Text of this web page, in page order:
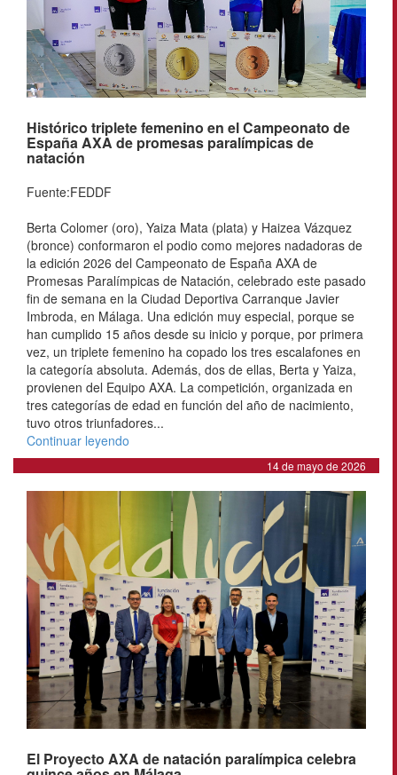
Histórico triplete femenino en el Campeonato de
España AXA de promesas paralímpicas de
natación
Fuente:FEDDF
Berta Colomer (oro), Yaiza Mata (plata) y Haizea Vázquez
(bronce) conformaron el podio como mejores nadadoras de
la edición 2026 del Campeonato de España AXA de
Promesas Paralímpicas de Natación, celebrado este pasado
fin de semana en la Ciudad Deportiva Carranque Javier
Imbroda, en Málaga. Una edición muy especial, porque se
han cumplido 15 años desde su inicio y porque, por primera
vez, un triplete femenino ha copado los tres escalafones en
la categoría absoluta. Además, dos de ellas, Berta y Yaiza,
provienen del Equipo AXA. La competición, organizada en
tres categorías de edad en función del año de nacimiento,
tuvo otros triunfadores...
Continuar leyendo
14 de mayo de 2026
El Proyecto AXA de natación paralímpica celebra